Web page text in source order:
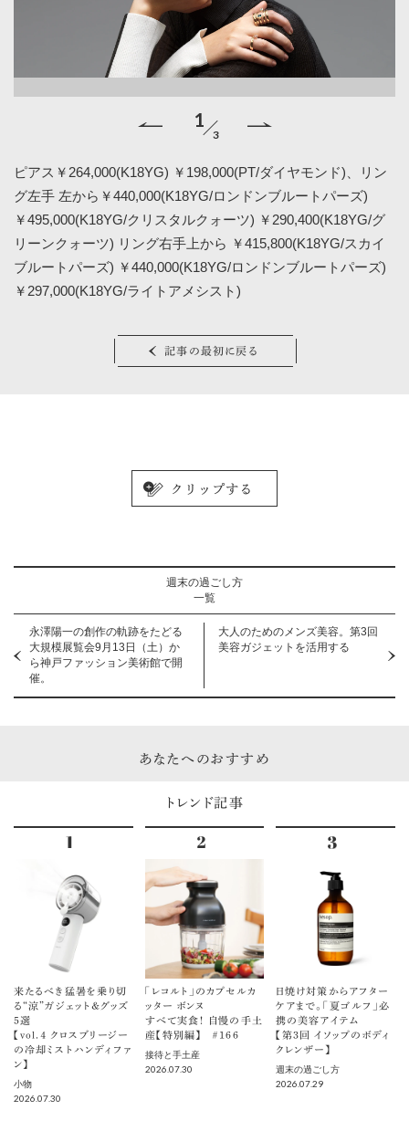
ピアス￥264,000(K18YG) ￥198,000(PT/ダイヤモンド)、リン
グ左手 左から￥440,000(K18YG/ロンドンブルートパーズ)
￥495,000(K18YG/クリスタルクォーツ) ￥290,400(K18YG/グ
リーンクォーツ) リング右手上から ￥415,800(K18YG/スカイ
ブルートパーズ) ￥440,000(K18YG/ロンドンブルートパーズ)
￥297,000(K18YG/ライトアメシスト)
記事の最初に戻る
1
3
週末の過ごし方
一覧
永澤陽一の創作の軌跡をたどる
大規模展覧会9月13日（土）か
ら神戸ファッション美術館で開
催。
大人のためのメンズ美容。第3回
美容ガジェットを活用する
あなたへのおすすめ
トレンド記事
来たるべき猛暑を乗り切
る“涼”ガジェット＆グッズ
5選
【vol.４ クロスブリージー
の冷却ミストハンディファ
ン】
小物
2026.07.30
「レコルト」のカプセルカ
ッター ボンヌ
すべて実食！ 自慢の手土
産【特別編】 ＃166
接待と手土産
2026.07.30
日焼け対策からアフター
ケアまで。「夏ゴルフ」必
携の美容アイテム
【第3回 イソップのボディ
クレンザー】
週末の過ごし方
2026.07.29